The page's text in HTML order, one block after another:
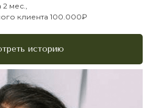
мес.,
клиента 100.000₽
историю